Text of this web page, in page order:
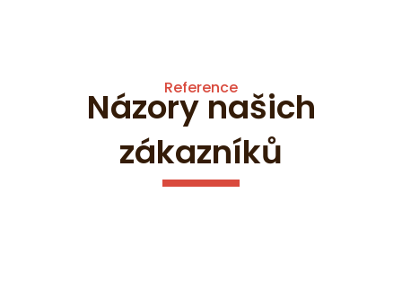
Reference
Názory našich
zákazníků